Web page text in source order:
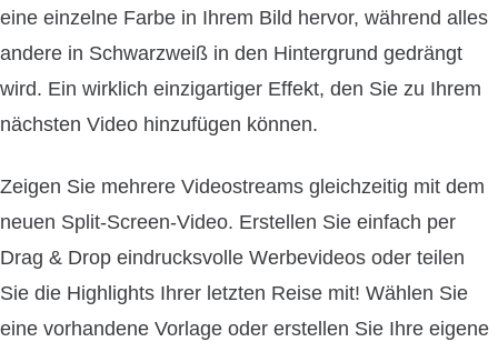
eine einzelne Farbe in Ihrem Bild hervor, während alles
andere in Schwarzweiß in den Hintergrund gedrängt
wird. Ein wirklich einzigartiger Effekt, den Sie zu Ihrem
nächsten Video hinzufügen können.
Zeigen Sie mehrere Videostreams gleichzeitig mit dem
neuen Split-Screen-Video. Erstellen Sie einfach per
Drag & Drop eindrucksvolle Werbevideos oder teilen
Sie die Highlights Ihrer letzten Reise mit! Wählen Sie
eine vorhandene Vorlage oder erstellen Sie Ihre eigene